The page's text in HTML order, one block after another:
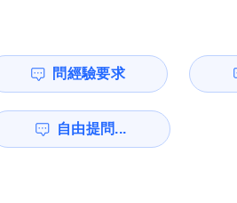
問經驗要求
自由提問...